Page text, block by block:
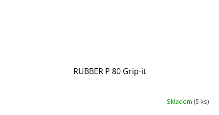
RUBBER P 80 Grip-it
Skladem (5 ks)